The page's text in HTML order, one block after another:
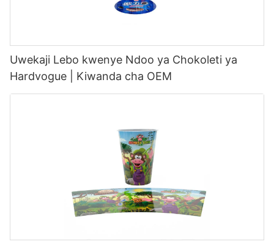
Uwekaji Lebo kwenye Ndoo ya Chokoleti ya
Hardvogue | Kiwanda cha OEM